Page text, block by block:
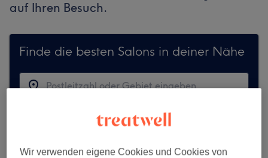
auf Ihren Besuch.
Finde die besten Salons in deiner Nähe
Auf Treatwell finden
Wir verwenden eigene Cookies und Cookies von